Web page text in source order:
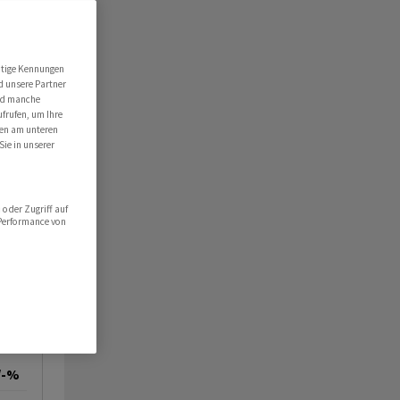
%
Kennungen
unsere Partner
manche
um Ihre
am unteren
in unserer
oder Zugriff auf
von